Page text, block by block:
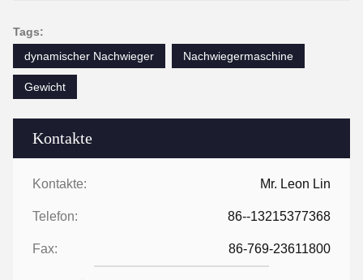
Kontakte
Kontakte: Mr. Leon Lin
Telefon: 86--13215377368
Fax: 86-769-23611800
Tags:
dynamischer Nachwieger
Nachwiegermaschine
Gewicht